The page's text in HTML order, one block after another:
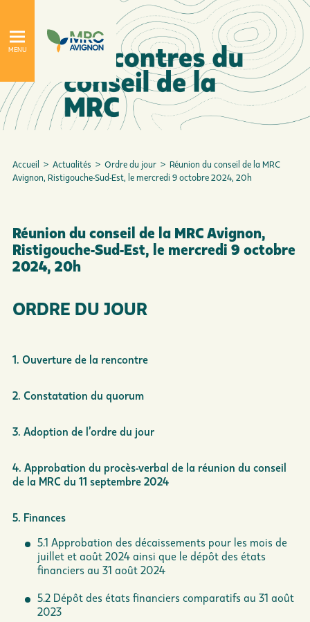
À propos Le conseil de la MRC
Accueil > Actualités > Ordre du jour > Réunion du conseil de la MRC
Avignon, Ristigouche-Sud-Est, le mercredi 9 octobre 2024, 20h
Réunion du conseil de la MRC Avignon,
Ristigouche-Sud-Est, le mercredi 9 octobre
2024, 20h
ORDRE DU JOUR
1. Ouverture de la rencontre
2. Constatation du quorum
3. Adoption de l’ordre du jour
4. Approbation du procès-verbal de la réunion du conseil
de la MRC du 11 septembre 2024
5. Finances
5.1 Approbation des décaissements pour les mois de
juillet et août 2024 ainsi que le dépôt des états
financiers au 31 août 2024
5.2 Dépôt des états financiers comparatifs au 31 août
2023